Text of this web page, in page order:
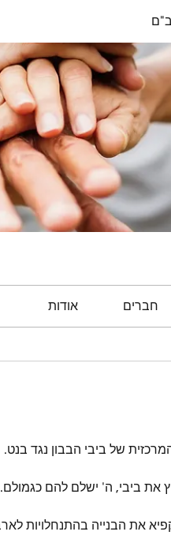
חברים אודות
של ביבי הבבון נגד בנט.
את ביבי, ה' ישלם להם כגמולם.